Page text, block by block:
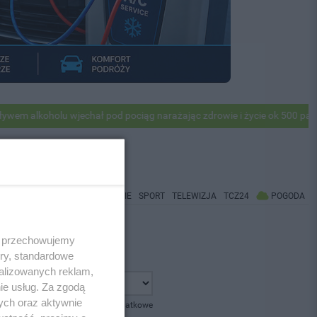
alkoholu wjechał pod pociąg narażając zdrowie i życie ok 500
CO BĘDZIE SPORT TELEWIZJA TCZ24 POGODA
pokaż opcje dodatkowe
standardowe
reklam,
usług. Za zgodą
oraz aktywnie